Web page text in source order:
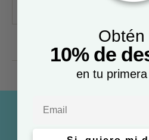
Obtén
10% de
en tu